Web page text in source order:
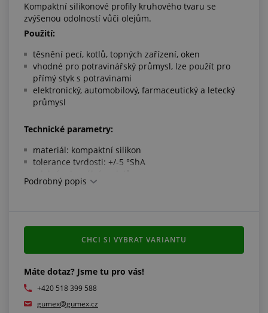
Kompaktní silikonové profily kruhového tvaru se
zvýšenou odolností vůči olejům.
Použití:
těsnění pecí, kotlů, topných zařízení, oken
vhodné pro potravinářský průmysl, lze použít pro
přímý styk s potravinami
elektronický, automobilový, farmaceutický a letecký
průmysl
Technické parametry:
materiál: kompaktní silikon
tolerance tvrdosti: +/-5 °ShA
odolný vysokým teplotám
pracovní teplota: -50 °C/+250 °C
Splňuje normy:
potravinářská norma FDA (CFR 21 § 177.2600)
rozměry dle ISO 3302-1 E2
Podrobný popis
Máte dotaz? Jsme tu pro vás!
+420 518 399 588
gumex@gumex.cz
CHCI SI VYBRAT VARIANTU